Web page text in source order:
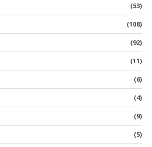
(53)
(108)
(92)
(11)
(6)
(4)
(9)
(5)